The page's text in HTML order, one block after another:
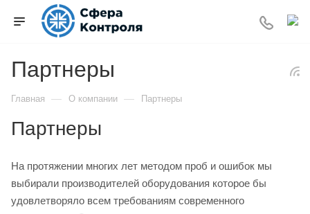
Партнеры
Главная — О компании — Партнеры
Партнеры
На протяжении многих лет методом проб и ошибок мы
выбирали производителей оборудования которое бы
удовлетворяло всем требованиям современного